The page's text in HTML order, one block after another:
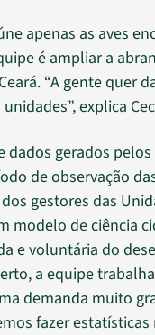
apenas as aves
é ampliar a
“A gente quer
explica
gerados
de observação
gestores das
modelo de ciência
e voluntária do
a equipe
demanda muito
fazer